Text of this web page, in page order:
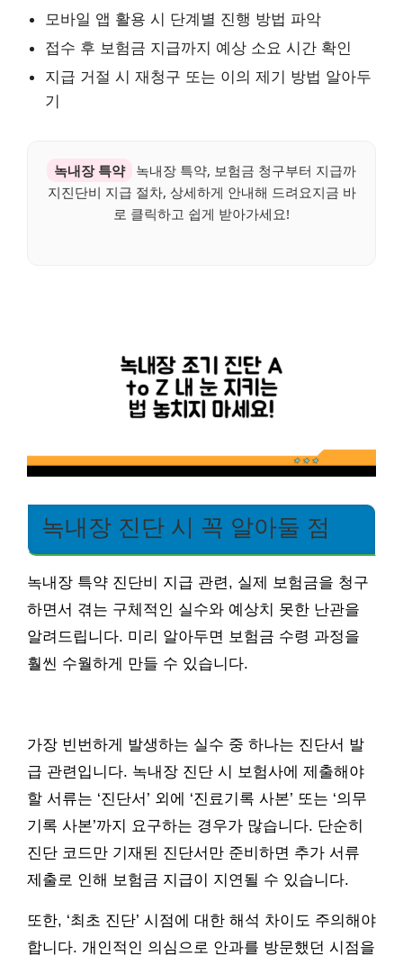
모바일 앱 활용 시 단계별 진행 방법 파악
접수 후 보험금 지급까지 예상 소요 시간 확인
지급 거절 시 재청구 또는 이의 제기 방법 알아두
기
녹내장 특약
녹내장 특약, 보험금 청구부터 지급까
지진단비 지급 절차, 상세하게 안내해 드려요지금 바
로 클릭하고 쉽게 받아가세요!
녹내장 진단 시 꼭 알아둘 점
녹내장 특약 진단비 지급 관련, 실제 보험금을 청구
하면서 겪는 구체적인 실수와 예상치 못한 난관을
알려드립니다. 미리 알아두면 보험금 수령 과정을
훨씬 수월하게 만들 수 있습니다.
가장 빈번하게 발생하는 실수 중 하나는 진단서 발
급 관련입니다. 녹내장 진단 시 보험사에 제출해야
할 서류는 ‘진단서’ 외에 ‘진료기록 사본’ 또는 ‘의무
기록 사본’까지 요구하는 경우가 많습니다. 단순히
진단 코드만 기재된 진단서만 준비하면 추가 서류
제출로 인해 보험금 지급이 지연될 수 있습니다.
또한, ‘최초 진단’ 시점에 대한 해석 차이도 주의해야
합니다. 개인적인 의심으로 안과를 방문했던 시점을